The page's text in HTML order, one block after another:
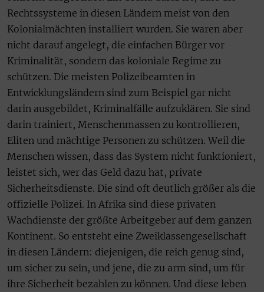
Rechtssysteme in diesen Ländern meist von den
Kolonialmächten installiert wurden. Sie waren aber
nicht darauf angelegt, die einfachen Bürger vor
Kriminalität, sondern das koloniale Regime zu
schützen. Die meisten Polizeibeamten in
Entwicklungsländern sind zum Beispiel gar nicht
darin ausgebildet, Kriminalfälle aufzuklären. Sie sind
darin trainiert, Menschenmassen zu kontrollieren,
Eliten und mächtige Personen zu schützen. Weil die
Menschen wissen, dass das System nicht funktioniert,
leistet sich, wer das Geld dazu hat, private
Sicherheitsdienste. Die sind oft deutlich größer als die
offizielle Polizei. In Afrika sind diese privaten
Wachdienste der größte Arbeitgeber auf dem ganzen
Kontinent. So entsteht eine Zweiklassengesellschaft
in diesen Ländern: diejenigen, die reich genug sind,
um sicher zu sein, und jene, die zu arm sind, um für
ihre Sicherheit bezahlen zu können. Und diese leben